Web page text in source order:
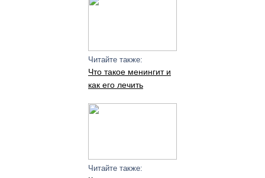
Читайте также:
Что такое менингит и
как его лечить
Читайте также: